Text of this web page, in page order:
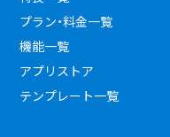
プラン・料金一覧
機能一覧
アプリストア
テンプレート一覧